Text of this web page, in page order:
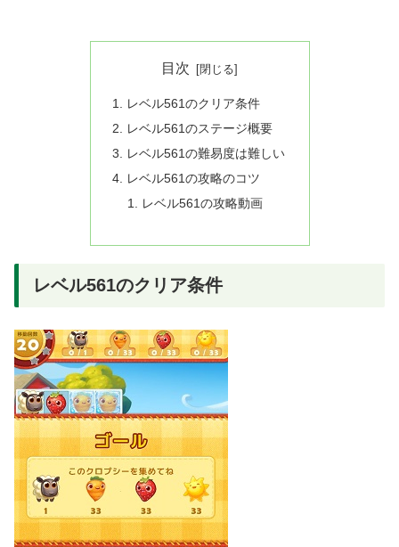
目次
レベル561のクリア条件
レベル561のステージ概要
レベル561の難易度は難しい
レベル561の攻略のコツ
レベル561の攻略動画
レベル561のクリア条件